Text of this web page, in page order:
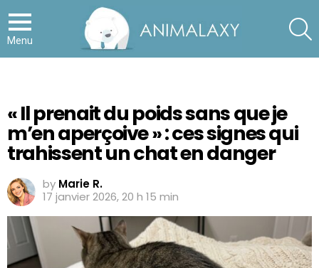
Menu
« Il prenait du poids sans que je
m’en aperçoive » : ces signes qui
trahissent un chat en danger
by Marie R.
17 janvier 2026, 20 h 15 min